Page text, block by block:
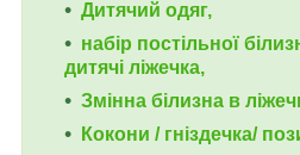
Дитячий одяг,
набір постільної
дитячі ліжечка,
Змінна білизна в
Кокони / гніздечка/